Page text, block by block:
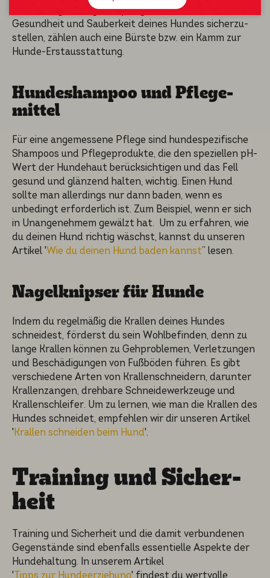
Da eine regelmä­ßi­ge Fellpfle­ge unerläss­lich ist, um die
Gesund­heit und Sauber­keit deines Hundes sicher­zu­
stel­len, zählen auch eine Bürste bzw. ein Kamm zur
Hunde-Erstaus­stat­tung.
Hundes­ham­poo und Pflege­
mit­tel
Für eine angemes­se­ne Pflege sind hundespe­zi­fi­sche
Shampoos und Pflege­pro­duk­te, die den speziel­len pH-
Wert der Hundehaut berück­sich­ti­gen und das Fell
gesund und glänzend halten, wichtig. Einen Hund
sollte man allerdings nur dann baden, wenn es
unbedingt erforder­lich ist. Zum Beispiel, wenn er sich
in Unange­neh­mem gewälzt hat. Um zu erfahren, wie
du deinen Hund richtig wäschst, kannst du unseren
Artikel 'Wie du deinen Hund baden kannst” lesen.
Nagelknip­ser für Hunde
Indem du regelmä­ßig die Krallen deines Hundes
schnei­dest, förderst du sein Wohlbe­fin­den, denn zu
lange Krallen können zu Gehpro­ble­men, Verlet­zun­gen
und Beschä­di­gun­gen von Fußböden führen. Es gibt
verschie­de­ne Arten von Krallen­schnei­dern, darunter
Krallenz­an­gen, drehba­re Schnei­de­werk­zeu­ge und
Krallen­schlei­fer. Um zu lernen, wie man die Krallen des
Hundes schnei­det, empfeh­len wir dir unseren Artikel
'Krallen schneiden beim Hund'.
Training und Sicher­
heit
Training und Sicher­heit und die damit verbun­de­nen
Gegenstän­de sind ebenfalls essenti­el­le Aspekte der
Hundehal­tung. In unserem Artikel